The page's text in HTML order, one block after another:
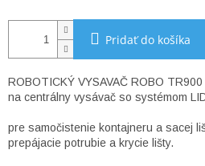
Pridať do košíka
ROBOTICKÝ VYSAVAČ ROBO
na centrálny vysávač so systémom
pre samočistenie kontajneru a sacej
prepájacie potrubie a krycie lišty.